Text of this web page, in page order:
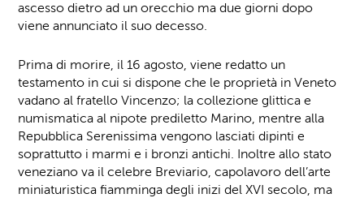
ascesso dietro ad un orecchio ma due giorni dopo
viene annunciato il suo decesso.
Prima di morire, il 16 agosto, viene redatto un
testamento in cui si dispone che le proprietà in Veneto
vadano al fratello Vincenzo; la collezione glittica e
numismatica al nipote prediletto Marino, mentre alla
Repubblica Serenissima vengono lasciati dipinti e
soprattutto i marmi e i bronzi antichi. Inoltre allo stato
veneziano va il celebre Breviario, capolavoro dell’arte
miniaturistica fiamminga degli inizi del XVI secolo, ma